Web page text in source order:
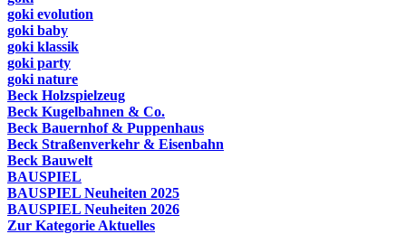
goki evolution
goki baby
goki klassik
goki party
goki nature
Beck Holzspielzeug
Beck Kugelbahnen & Co.
Beck Bauernhof & Puppenhaus
Beck Straßenverkehr & Eisenbahn
Beck Bauwelt
BAUSPIEL
BAUSPIEL Neuheiten 2025
BAUSPIEL Neuheiten 2026
Zur Kategorie Aktuelles